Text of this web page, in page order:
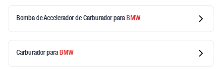
Bomba de Accelerador de Carburadorpara BMW
Carburadorpara BMW